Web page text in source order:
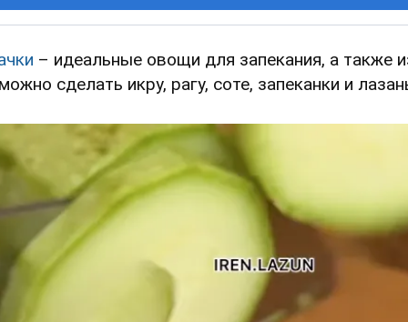
– идеальные овощи для запекания, а также
сделать икру, рагу, соте, запеканки и